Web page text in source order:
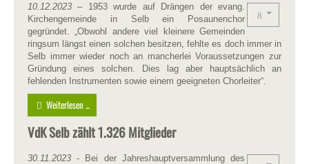
10.12.2023 – 1953 wurde auf Drängen der evang.
Kirchengemeinde in Selb ein Posaunenchor
gegründet. „Obwohl andere viel kleinere Gemeinden
ringsum längst einen solchen besitzen, fehlte es doch immer in
Selb immer wieder noch an mancherlei Voraussetzungen zur
Gründung eines solchen. Dies lag aber hauptsächlich an
fehlenden Instrumenten sowie einem geeigneten Chorleiter“.
Weiterlesen ...
VdK Selb zählt 1.326 Mitglieder
30.11.2023 - Bei der Jahreshauptversammlung des